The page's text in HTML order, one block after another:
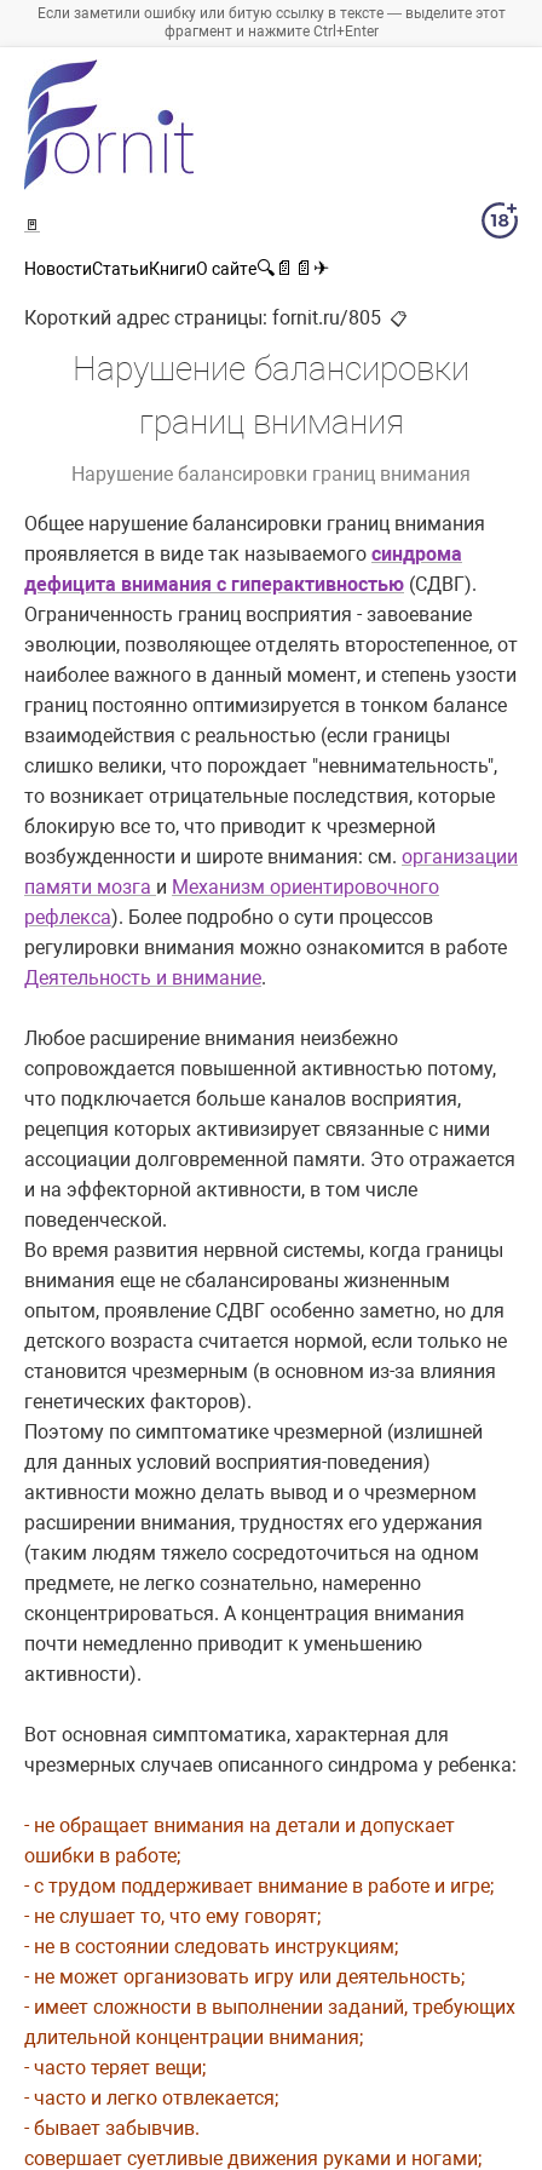
Если заметили ошибку или битую ссылку в тексте — выделите этот
фрагмент и нажмите Ctrl+Enter
🚪
НовостиСтатьиКнигиО сайте🔍 📄 📄 ✈
Короткий адрес страницы: fornit.ru/805 📋
Нарушение балансировки
границ внимания
Нарушение балансировки границ внимания
Общее нарушение балансировки границ внимания
проявляется в виде так называемого синдрома
дефицита внимания с гиперактивностью (СДВГ).
Ограниченность границ восприятия - завоевание
эволюции, позволяющее отделять второстепенное, от
наиболее важного в данный момент, и степень узости
границ постоянно оптимизируется в тонком балансе
взаимодействия с реальностью (если границы
слишко велики, что порождает "невнимательность",
то возникает отрицательные последствия, которые
блокирую все то, что приводит к чрезмерной
возбужденности и широте внимания: см. организации
памяти мозга и Механизм ориентировочного
рефлекса). Более подробно о сути процессов
регулировки внимания можно ознакомится в работе
Деятельность и внимание.
Любое расширение внимания неизбежно
сопровождается повышенной активностью потому,
что подключается больше каналов восприятия,
рецепция которых активизирует связанные с ними
ассоциации долговременной памяти. Это отражается
и на эффекторной активности, в том числе
поведенческой.
Во время развития нервной системы, когда границы
внимания еще не сбалансированы жизненным
опытом, проявление СДВГ особенно заметно, но для
детского возраста считается нормой, если только не
становится чрезмерным (в основном из-за влияния
генетических факторов).
Поэтому по симптоматике чрезмерной (излишней
для данных условий восприятия-поведения)
активности можно делать вывод и о чрезмерном
расширении внимания, трудностях его удержания
(таким людям тяжело сосредоточиться на одном
предмете, не легко сознательно, намеренно
сконцентрироваться. А концентрация внимания
почти немедленно приводит к уменьшению
активности).
Вот основная симптоматика, характерная для
чрезмерных случаев описанного синдрома у ребенка:
- не обращает внимания на детали и допускает
ошибки в работе;
- с трудом поддерживает внимание в работе и игре;
- не слушает то, что ему говорят;
- не в состоянии следовать инструкциям;
- не может организовать игру или деятельность;
- имеет сложности в выполнении заданий, требующих
длительной концентрации внимания;
- часто теряет вещи;
- часто и легко отвлекается;
- бывает забывчив.
совершает суетливые движения руками и ногами;